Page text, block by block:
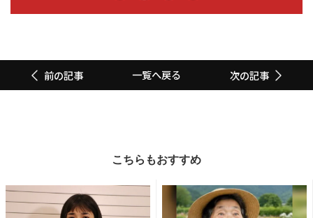
前の記事 一覧へ戻る 次の記事
こちらもおすすめ